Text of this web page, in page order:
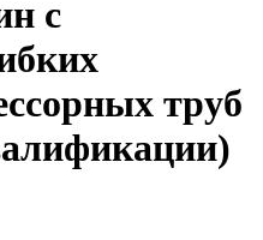
с
труб